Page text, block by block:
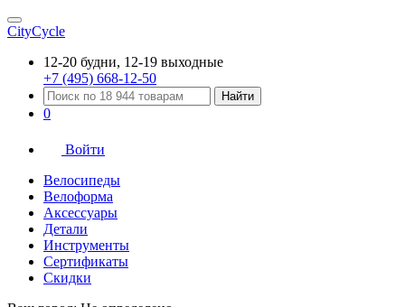
CityCycle
12-20 будни, 12-19 выходные
+7 (495) 668-12-50
Найти
0
Войти
Велосипеды
Велоформа
Аксессуары
Детали
Инструменты
Сертификаты
Скидки